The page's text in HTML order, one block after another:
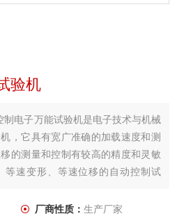
验机
制电子万能试验机是电子技术与机械
，它具有宽广准确的加载速度和测
的测量和控制有较高的精度和灵敏
等速变形、等速位移的自动控制试
厂商性质： 生产厂家